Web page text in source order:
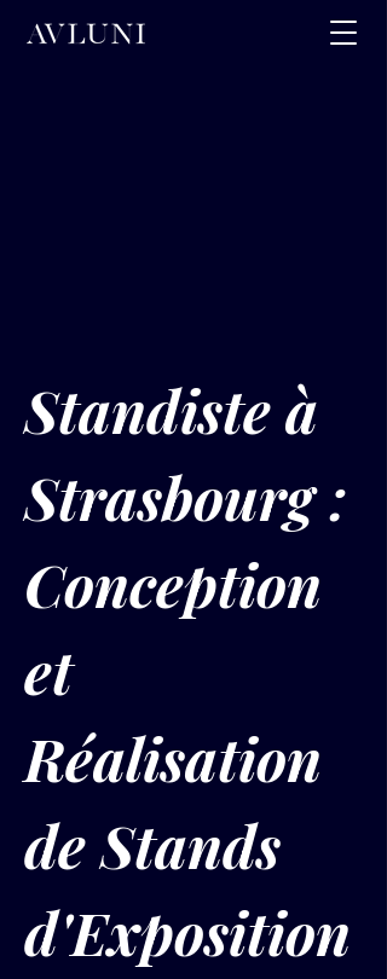
Standiste à
Strasbourg :
Conception
et
Réalisation
de Stands
d'Exposition